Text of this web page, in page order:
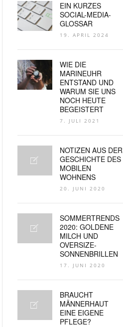
EIN KURZES
SOCIAL-MEDIA-
GLOSSAR
19. APRIL 2024
WIE DIE
MARINEUHR
ENTSTAND UND
WARUM SIE UNS
NOCH HEUTE
BEGEISTERT
7. JULI 2021
NOTIZEN AUS DER
GESCHICHTE DES
MOBILEN
WOHNENS
20. JUNI 2020
SOMMERTRENDS
2020: GOLDENE
MILCH UND
OVERSIZE-
SONNENBRILLEN
17. JUNI 2020
BRAUCHT
MÄNNERHAUT
EINE EIGENE
PFLEGE?